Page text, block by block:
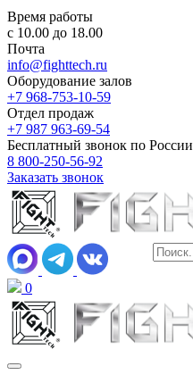
Время работы
с 10.00 до 18.00
Почта
info@fighttech.ru
Оборудование залов
+7 968-753-10-59
Отдел продаж
+7 987 963-69-54
Бесплатный звонок по России
8 800-250-56-92
Заказать звонок
0